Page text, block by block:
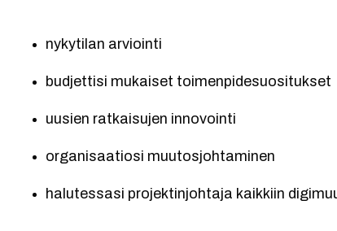
nykytilan arviointi
budjettisi mukaiset toimenpidesuositukset
uusien ratkaisujen innovointi
organisaatiosi muutosjohtaminen
halutessasi projektinjohtaja kaikkiin